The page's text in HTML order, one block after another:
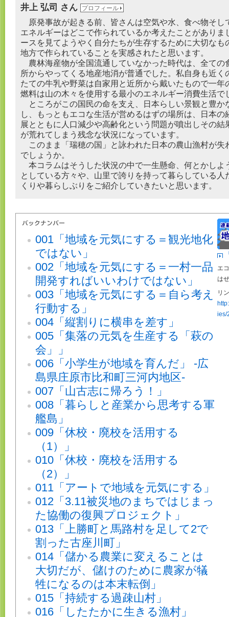
井上 弘司 さん プロフィール
原発事故が起きる前、皆さんは空気や水、食べ物そし
エネルギーはどこで作られているか考えたことがありま
ースを見てようやく自分たちが生存するために大切なも
地方で作られていることを実感されたと思います。
農林海産物が全国流通していなかった時代は、全ての
所からやってくる地産地消が普通でした。私自身も近く
たての牛乳や野菜は自家用と近所から戴いたもので一年
燃料は山の木々を使用する最小のエネルギー消費生活で
ところがこの国民の命を支え、日本らしい景観と豊か
し、もっともエコな生活が営めるはずの場所は、日本の
展とともに人口減少や高齢化という問題が噴出しその結
が荒れてしまう残念な状況になっています。
このまま「瑞穂の国」と詠われた日本の農山漁村が失
でしょうか。
本コラムはそうした状況の中で一生懸命、何とかしよ
としている方々や、山里で誇りを持って暮らしている人
くりや暮らしぶりをご紹介していきたいと思います。
エ
は
リ
ies/
001「地域を元気にする＝観光地化
ではない」
002「地域を元気にする＝一村一品
開発すればいいわけではない」
003「地域を元気にする＝自ら考え
行動する」
004「縦割りに横串を差す」
005「集落の元気を生産する「萩の
会」」
006「小学生が地域を育んだ」 -広
島県庄原市比和町三河内地区-
007「山古志に帰ろう！」
008「暮らしと産業から思考する軍
艦島」
009「休校・廃校を活用する
（1）」
010「休校・廃校を活用する
（2）」
011「アートで地域を元気にする」
012「3.11被災地のまちではじまっ
た協働の復興プロジェクト」
013「上勝町と馬路村を足して2で
割った古座川町」
014「儲かる農業に変えることは
大切だが、儲けのために農家が犠
牲になるのは本末転倒」
015「持続する過疎山村」
016「したたかに生きる漁村」